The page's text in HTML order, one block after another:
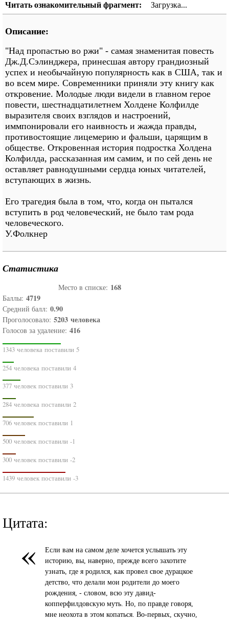
Читать ознакомительный фрагмент: Загрузка...
Описание:
"Над пропастью во ржи" - самая знаменитая повесть
Дж.Д.Сэлинджера, принесшая автору грандиозный
успех и необычайную популярность как в США, так и
во всем мире. Современники приняли эту книгу как
откровение. Молодые люди видели в главном герое
повести, шестнадцатилетнем Холдене Колфилде
выразителя своих взглядов и настроений,
иммпонировали его наивность и жажда правды,
противостоящие лицемерию и фальши, царящим в
обществе. Откровенная история подростка Холдена
Колфилда, рассказанная им самим, и по сей день не
оставляет равнодушными сердца юных читателей,
вступающих в жизнь.
Его трагедия была в том, что, когда он пытался
вступить в род человеческий, не было там рода
человеческого.
У.Фолкнер
Статистика
Место в списке: 168
Баллы: 4719
Средний балл: 0.90
Проголосовало: 5203 человека
Голосов за удаление: 416
1343 человека поставили 5
254 человека поставили 4
377 человек поставили 3
284 человека поставили 2
706 человек поставили 1
500 человек поставили -1
300 человек поставили -2
1439 человек поставили -3
Цитата:
«
Если вам на самом деле хочется услышать эту
историю, вы, наверно, прежде всего захотите
узнать, где я родился, как провел свое дурацкое
детство, что делали мои родители до моего
рождения, - словом, всю эту давид-
копперфилдовскую муть. Но, по правде говоря,
мне неохота в этом копаться. Во-первых, скучно,